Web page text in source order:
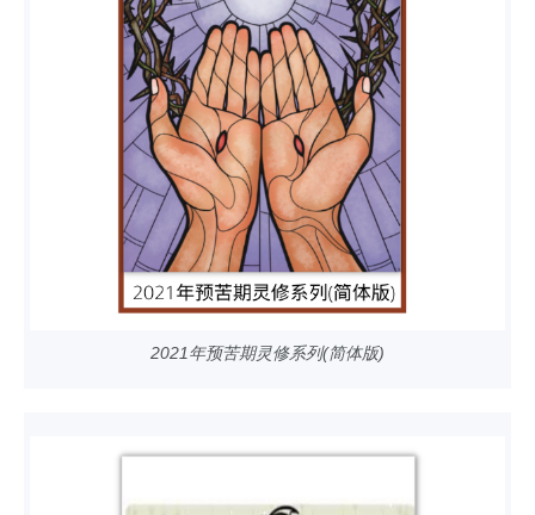
2021年预苦期灵修系列(简体版)